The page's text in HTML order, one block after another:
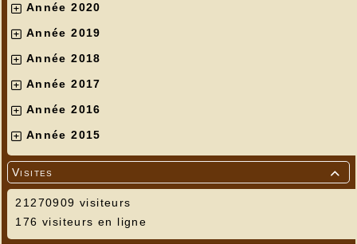
Année 2020
Année 2019
Année 2018
Année 2017
Année 2016
Année 2015

Visites
21270909 visiteurs
176 visiteurs en ligne